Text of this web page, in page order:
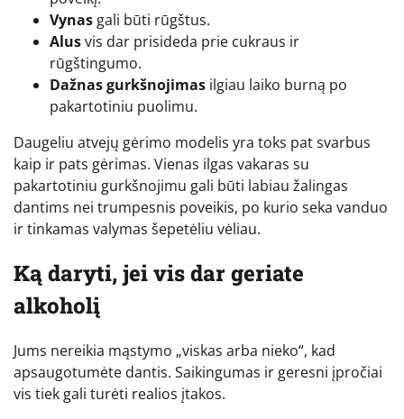
Vynas gali būti rūgštus.
Alusvis dar prisideda prie cukraus ir
rūgštingumo.
Dažnas gurkšnojimas ilgiau laiko burną po
pakartotiniu puolimu.
Daugeliu atvejų gėrimo modelis yra toks pat svarbus
kaip ir pats gėrimas. Vienas ilgas vakaras su
pakartotiniu gurkšnojimu gali būti labiau žalingas
dantims nei trumpesnis poveikis, po kurio seka vanduo
ir tinkamas valymas šepetėliu vėliau.
Ką daryti, jei vis dar geriate
alkoholį
Jums nereikia mąstymo „viskas arba nieko“, kad
apsaugotumėte dantis. Saikingumas ir geresni įpročiai
vis tiek gali turėti realios įtakos.